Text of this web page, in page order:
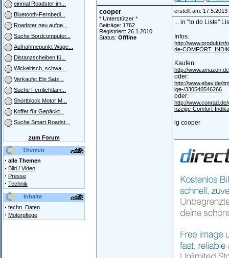
einmal Roadster im...
Bluetooth-Fernbedi...
Roadster neu aufge...
Suche Bordcomputer...
Aufnahmepunkt Wage...
Distanzscheiben fü...
Wickeltisch, schwa...
Verkaufe: Ein Satz...
Suche Fernlichtlam...
Shortblock Motor M...
Koffer für Gepäckt...
Suche Smart Roadst...
zum Forum
Themen
· alle Themen
· Bild / Video
· Presse
· Technik
Inhalte
· techn. Daten
· Motorpflege
cooper
* Unterstützer *
Beiträge: 1762
Registriert: 26.1.2010
Status: Offline
erstellt am: 17.5.2013
... in "to do Liste"
Infos:
http://
de-
Kaufen:
http://
oder:
http://www.ebay.de/
ige-/330540546266
oder:
http://
nzeige-Comfort-
lg cooper